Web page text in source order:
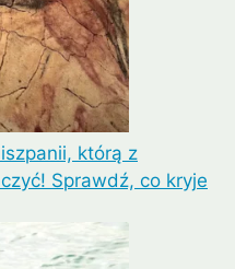
którą z
Sprawdź, co kryje